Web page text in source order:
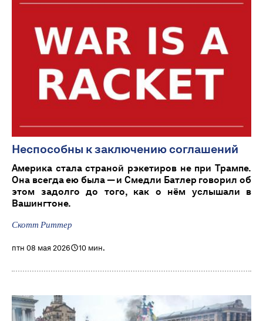
Неспособны к заключению соглашений
Америка стала страной рэкетиров не при Трампе.
Она всегда ею была — и Смедли Батлер говорил об
этом задолго до того, как о нём услышали в
Вашингтоне.
Скотт Риттер
птн 08 мая 2026 10 мин.